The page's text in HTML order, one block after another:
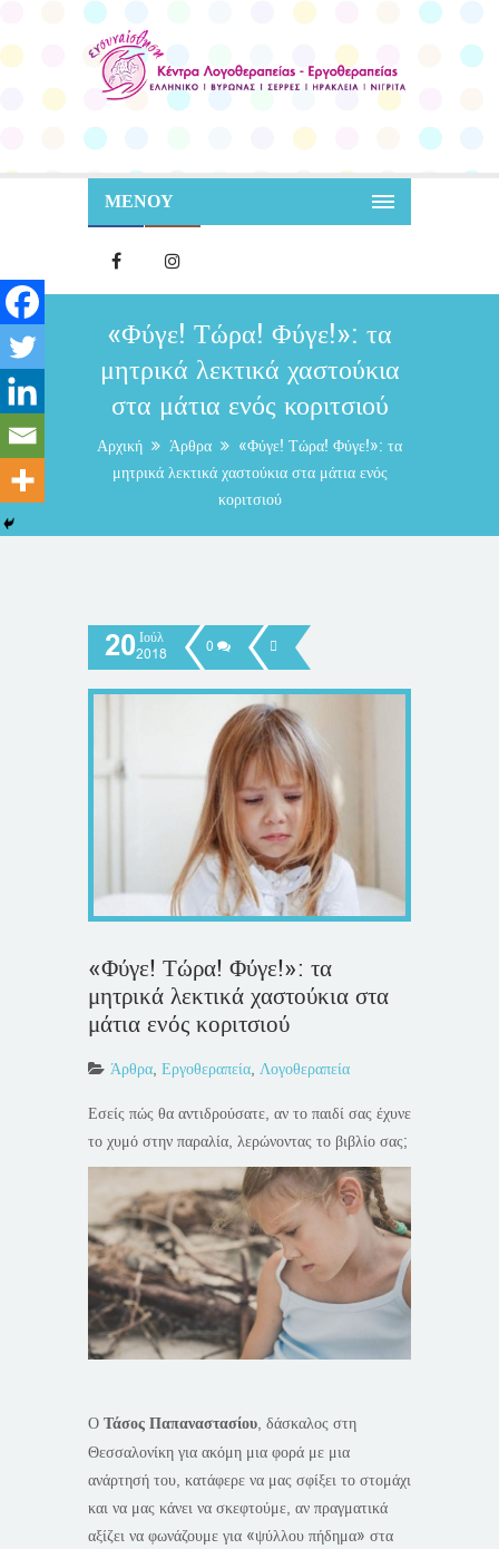
ΜΕΝΟΥ
«Φύγε! Τώρα! Φύγε!»: τα
μητρικά λεκτικά χαστούκια
στα μάτια ενός κοριτσιού
Αρχική Άρθρα
«Φύγε! Τώρα! Φύγε!»: τα
μητρικά λεκτικά χαστούκια στα μάτια ενός
κοριτσιού
20Ιούλ
2018
0
«Φύγε! Τώρα! Φύγε!»: τα
μητρικά λεκτικά χαστούκια στα
μάτια ενός κοριτσιού
Άρθρα, Εργοθεραπεία, Λογοθεραπεία
Εσείς πώς θα αντιδρούσατε, αν το παιδί σας έχυνε
το χυμό στην παραλία, λερώνοντας το βιβλίο σας;
Ο Τάσος Παπαναστασίου, δάσκαλος στη
Θεσσαλονίκη για ακόμη μια φορά με μια
ανάρτησή του, κατάφερε να μας σφίξει το στομάχι
και να μας κάνει να σκεφτούμε, αν πραγματικά
αξίζει να φωνάζουμε για «ψύλλου πήδημα» στα